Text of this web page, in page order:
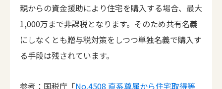
親からの資金援助により住宅を購入する場合、最大
1,000万まで非課税となります。そのため共有名義
にしなくとも贈与税対策をしつつ単独名義で購入す
る手段は残されています。
参考：国税庁「No.4508 直系尊属から住宅取得等